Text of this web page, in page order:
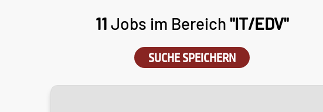
11 Jobs im Bereich "IT/EDV"
SUCHE SPEICHERN